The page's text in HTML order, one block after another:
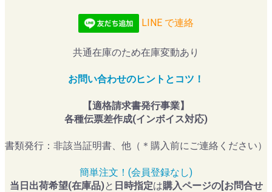
LINE で連絡
共通在庫のため在庫変動あり
お問い合わせのヒントとコツ！
【適格請求書発行事業】
各種伝票差作成(インボイス対応)
書類発行：非該当証明書、他（＊購入前にご連絡ください）
簡単注文！(会員登録なし)
当日出荷希望(在庫品)と 日時指定は購入ページの[お問合せ